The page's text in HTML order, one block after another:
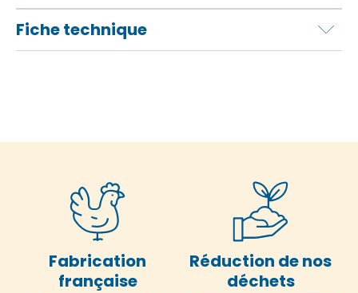
Fiche technique
Fabrication
française
Réduction de nos
déchets